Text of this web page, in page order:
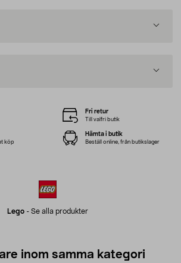
Lego - Se alla produkter
Fri retur
Till valfri butik
köp
Hämta i butik
Beställ online, från butikslager
inom samma kategori